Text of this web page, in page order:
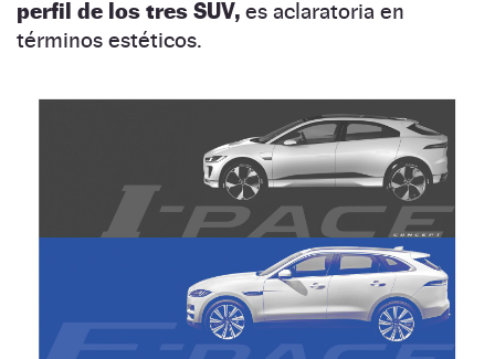
perfil de los tres SUV, es aclaratoria en
términos estéticos.